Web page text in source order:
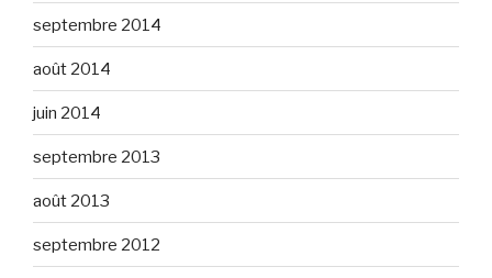
septembre 2014
août 2014
juin 2014
septembre 2013
août 2013
septembre 2012